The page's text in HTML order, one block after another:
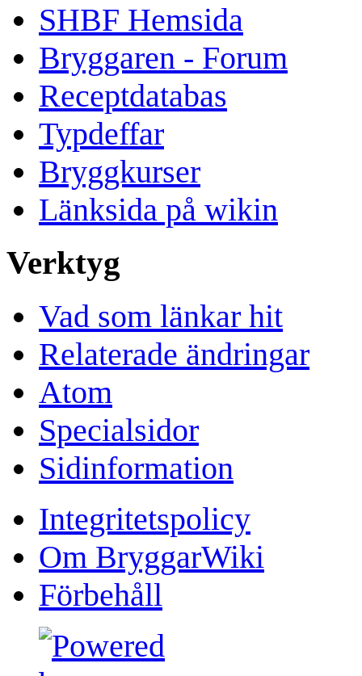
SHBF Hemsida
Bryggaren - Forum
Receptdatabas
Typdeffar
Bryggkurser
Länksida på wikin
Verktyg
Vad som länkar hit
Relaterade ändringar
Atom
Specialsidor
Sidinformation
Integritetspolicy
Om BryggarWiki
Förbehåll